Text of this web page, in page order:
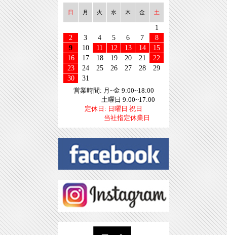
日 月 火 水 木 金 土
1
2
3 4 5 6 7
8
9
10 11 12 13 14
15
16
17 18 19 20 21
22
23
24 25 26 27 28
29
30
31
営業時間: 月~金 9:00~18:00
土曜日 9:00~17:00
定休日: 日曜日 祝日
当社指定休業日